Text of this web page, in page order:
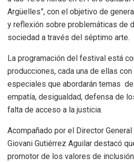
Argüelles”, con el objetivo de
y reflexión sobre problemáticas de
sociedad a través del séptimo arte.
La programación del festival está
producciones, cada una de ellas
especiales que abordarán temas
empatía, desigualdad, defensa de
falta de acceso a la justicia.
Acompañado por el Director
Giovani Gutiérrez Aguilar destacó
promotor de los valores de